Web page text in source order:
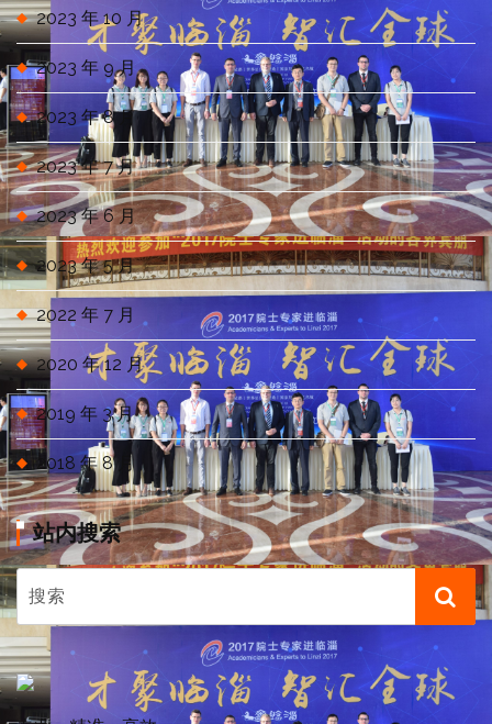
2023 年 10 月
2023 年 9 月
2023 年 8 月
2023 年 7 月
2023 年 6 月
2023 年 5 月
2022 年 7 月
2020 年 12 月
2019 年 3 月
2018 年 8 月
站内搜索